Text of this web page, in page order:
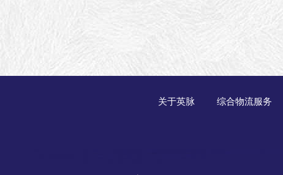
关于英脉 综合物流服务